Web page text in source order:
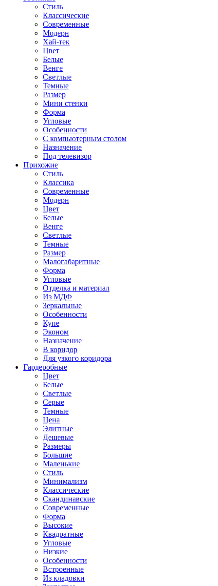
Стиль
Классические
Современные
Модерн
Хай-тек
Цвет
Белые
Венге
Светлые
Темные
Размер
Мини стенки
Форма
Угловые
Особенности
С компьютерным столом
Назначение
Под телевизор
Прихожие
Стиль
Классика
Современные
Модерн
Цвет
Белые
Венге
Светлые
Темные
Размер
Малогабаритные
Форма
Угловые
Отделка и материал
Из МДФ
Зеркальные
Особенности
Купе
Эконом
Назначение
В коридор
Для узкого коридора
Гардеробные
Цвет
Белые
Светлые
Серые
Темные
Цена
Элитные
Дешевые
Размеры
Большие
Маленькие
Стиль
Минимализм
Классические
Скандинавские
Современные
Форма
Высокие
Квадратные
Угловые
Низкие
Особенности
Встроенные
Из кладовки